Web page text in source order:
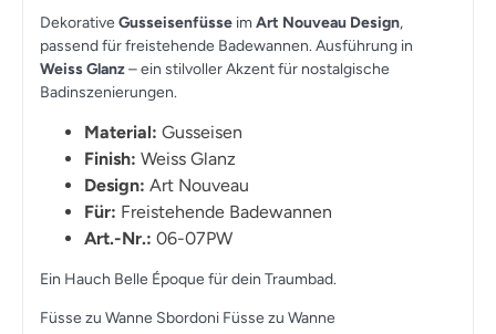
DekorativeGusseisenfüsse imArt Nouveau Design,
passend für freistehende Badewannen. Ausführung in
Weiss Glanz– ein stilvoller Akzent für nostalgische
Badinszenierungen.
Material: Gusseisen
Finish: Weiss Glanz
Design: Art Nouveau
Für: Freistehende Badewannen
Art.-Nr.: 06-07PW
Ein Hauch Belle Époque für dein Traumbad.
Füsse zu Wanne Sbordoni Füsse zu Wanne